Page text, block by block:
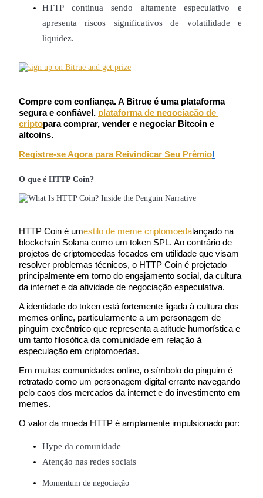
Futuros usando USDC como garantia
Copiar Trading
Junte-se aos principais traders
Torne-se um Trader de Cópias
Desfrute da partilha de lucros e comissões de copy trading
HTTP continua sendo altamente especulativo e
apresenta riscos significativos de volatilidade e
liquidez.
Compre com confiança. A Bitrue é uma plataforma
segura e confiável. plataforma de negociação de
criptopara comprar, vender e negociar Bitcoin e
altcoins.
Registre-se Agora para Reivindicar Seu Prêmio!
O que é HTTP Coin?
HTTP Coin é umestilo de meme criptomoedalançado na
blockchain Solana como um token SPL. Ao contrário de
projetos de criptomoedas focados em utilidade que visam
resolver problemas técnicos, o HTTP Coin é projetado
principalmente em torno do engajamento social, da cultura
da internet e da atividade de negociação especulativa.
A identidade do token está fortemente ligada à cultura dos
memes online, particularmente a um personagem de
pinguim excêntrico que representa a atitude humorística e
um tanto filosófica da comunidade em relação à
especulação em criptomoedas.
Em muitas comunidades online, o símbolo do pinguim é
retratado como um personagem digital errante navegando
pelo caos dos mercados da internet e do investimento em
memes.
O valor da moeda HTTP é amplamente impulsionado por:
Hype da comunidade
Atenção nas redes sociais
Momentum de negociação